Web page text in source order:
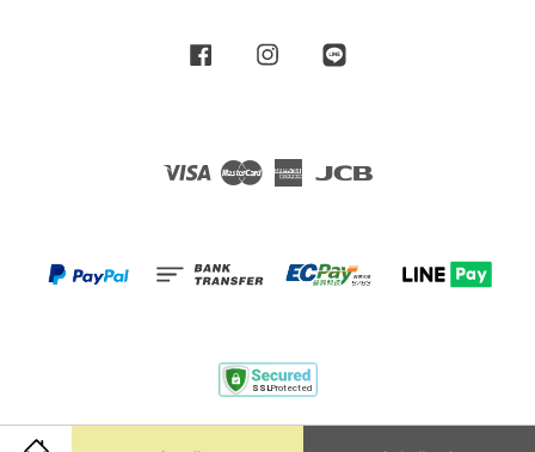
Facebook Instagram
Visa
American